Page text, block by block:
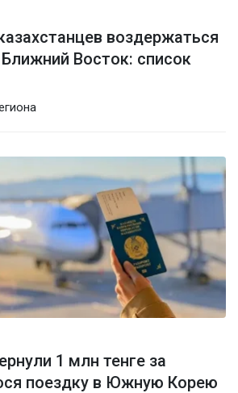
воздержаться
Восток: список
1 млн тенге за
поездку в Южную Корею